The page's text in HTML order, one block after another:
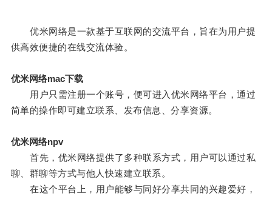
优米网络是一款基于互联网的交流平台，旨在为用户提
供高效便捷的在线交流体验。
优米网络mac下载
用户只需注册一个账号，便可进入优米网络平台，通过
简单的操作即可建立联系、发布信息、分享资源。
优米网络npv
首先，优米网络提供了多种联系方式，用户可以通过私
聊、群聊等方式与他人快速建立联系。
在这个平台上，用户能够与同好分享共同的兴趣爱好，